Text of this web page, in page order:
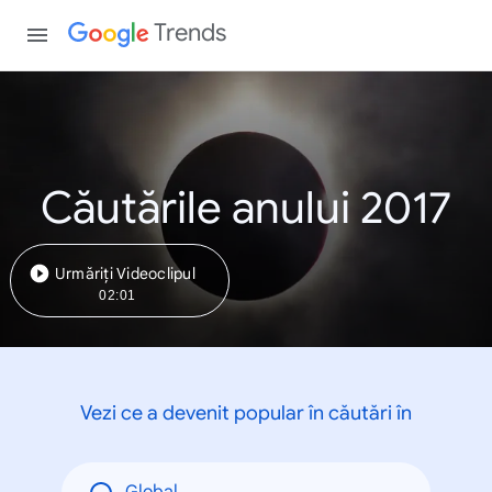
Trends
Căutările anului 2017
Urmăriți Videoclipul
02:01
Vezi ce a devenit popular în căutări în